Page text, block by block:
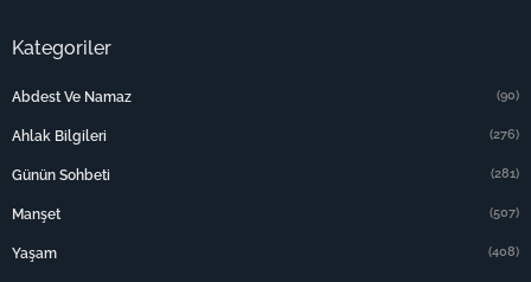
Kategoriler
Abdest Ve Namaz (90)
Ahlak Bilgileri (276)
Günün Sohbeti (281)
Manşet (507)
Yaşam (408)